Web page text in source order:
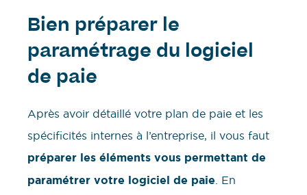
Bien préparer le
paramétrage du logiciel
de paie
Après avoir détaillé votre plan de paie et les
spécificités internes à l’entreprise, il vous faut
préparer les éléments vous permettant de
paramétrer votre logiciel de paie. En